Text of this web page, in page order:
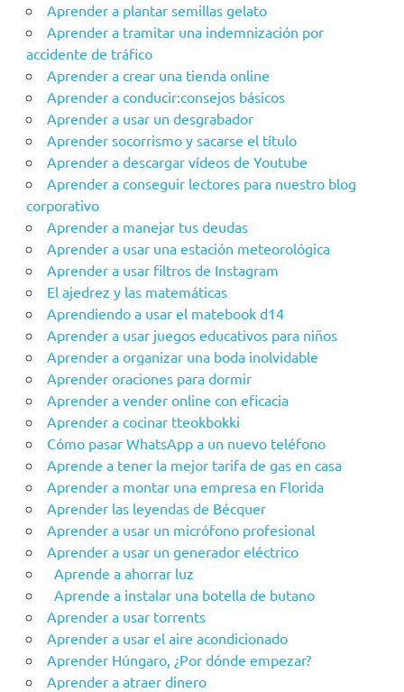
Aprender a plantar semillas gelato
Aprender a tramitar una indemnización por
accidente de tráfico
Aprender a crear una tienda online
Aprender a conducir:consejos básicos
Aprender a usar un desgrabador
Aprender socorrismo y sacarse el título
Aprender a descargar vídeos de Youtube
Aprender a conseguir lectores para nuestro blog
corporativo
Aprender a manejar tus deudas
Aprender a usar una estación meteorológica
Aprender a usar filtros de Instagram
El ajedrez y las matemáticas
Aprendiendo a usar el matebook d14
Aprender a usar juegos educativos para niños
Aprender a organizar una boda inolvidable
Aprender oraciones para dormir
Aprender a vender online con eficacia
Aprender a cocinar tteokbokki
Cómo pasar WhatsApp a un nuevo teléfono
Aprende a tener la mejor tarifa de gas en casa
Aprender a montar una empresa en Florida
Aprender las leyendas de Bécquer
Aprender a usar un micrófono profesional
Aprender a usar un generador eléctrico
Aprende a ahorrar luz
Aprende a instalar una botella de butano
Aprender a usar torrents
Aprender a usar el aire acondicionado
Aprender Húngaro, ¿Por dónde empezar?
Aprender a atraer dinero